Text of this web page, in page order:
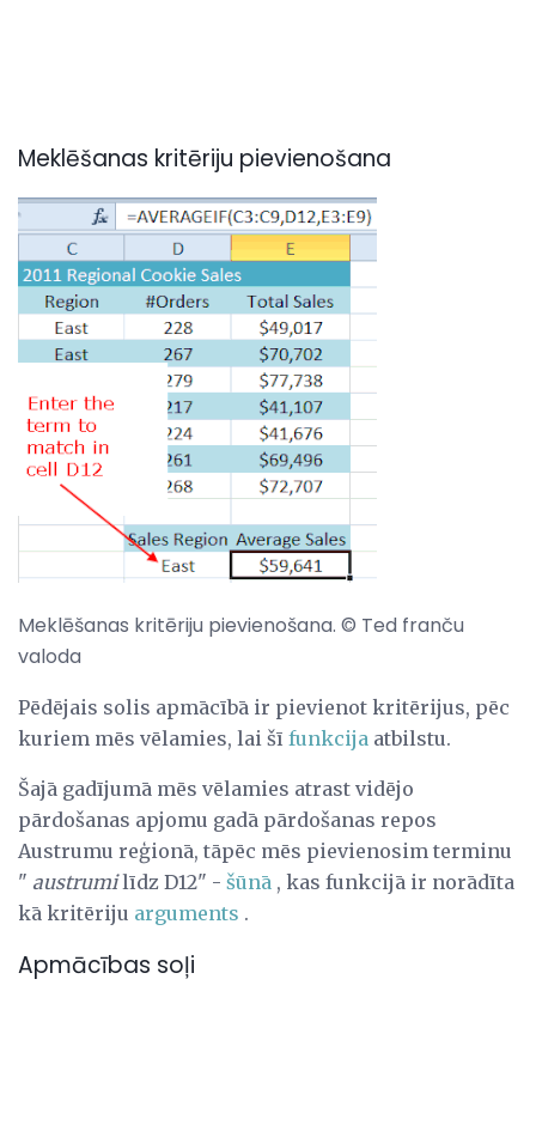
Meklēšanas kritēriju pievienošana
Meklēšanas kritēriju pievienošana. © Ted franču
valoda
Pēdējais solis apmācībā ir pievienot kritērijus, pēc
kuriem mēs vēlamies, lai šī funkcija atbilstu.
Šajā gadījumā mēs vēlamies atrast vidējo
pārdošanas apjomu gadā pārdošanas repos
Austrumu reģionā, tāpēc mēs pievienosim terminu
" austrumilīdz D12" - šūnā , kas funkcijā ir norādīta
kā kritēriju arguments .
Apmācības soļi